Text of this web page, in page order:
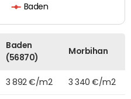
Baden
Baden
(56870)
Morbihan
3 892 €/m2 3 340 €/m2